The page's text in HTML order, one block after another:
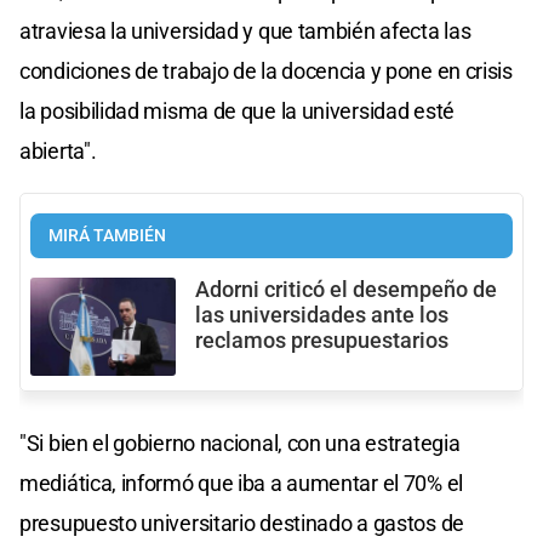
atraviesa la universidad y que también afecta las
condiciones de trabajo de la docencia y pone en crisis
la posibilidad misma de que la universidad esté
abierta".
MIRÁ TAMBIÉN
Adorni criticó el desempeño de
las universidades ante los
reclamos presupuestarios
"Si bien el gobierno nacional, con una estrategia
mediática, informó que iba a aumentar el 70% el
presupuesto universitario destinado a gastos de